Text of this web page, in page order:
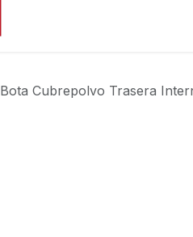
Bota Cubrepolvo Trasera